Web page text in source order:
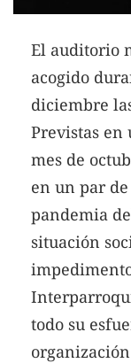
El auditorio
acogido
diciembre
Previstas
mes de
en un par
pandemia
situación
todo su